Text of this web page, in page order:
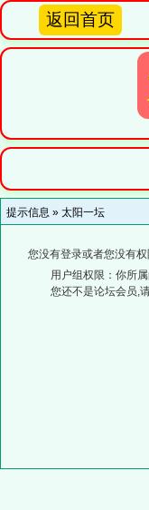
返回首页
提示信息 » 太阳一坛
您没有登录或者您没有
用户组权限：你所
您还不是论坛会员,